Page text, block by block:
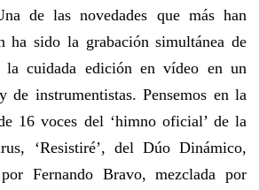
de las novedades que más han
ha sido la grabación simultánea de
la cuidada edición en vídeo en un
de instrumentistas. Pensemos en la
16 voces del ‘himno oficial’ de la
‘Resistiré’, del Dúo Dinámico,
Fernando Bravo, mezclada por